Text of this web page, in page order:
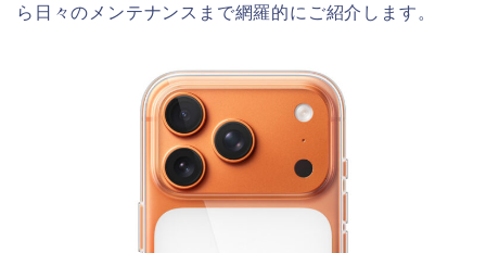
ら日々のメンテナンスまで網羅的にご紹介します。